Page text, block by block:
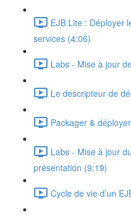
EJB Lite : Déployer
services (4:06)
Labs - Mise à jour
Le descripteur de
Packager &
Labs - Mise à jour
présentation (9:19)
Cycle de vie d’un